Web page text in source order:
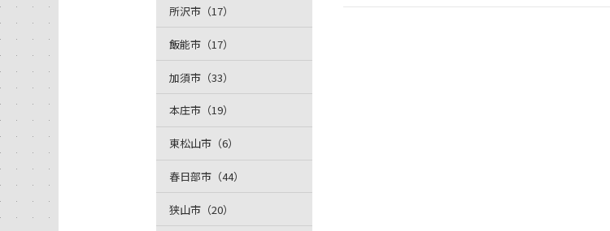
所沢市（17）
飯能市（17）
加須市（33）
本庄市（19）
東松山市（6）
春日部市（44）
狭山市（20）